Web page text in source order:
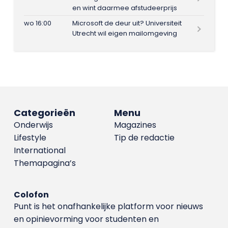
en wint daarmee afstudeerprijs
wo 16:00
Microsoft de deur uit? Universiteit
Utrecht wil eigen mailomgeving
Menu
Magazines
Tip de redactie
Categorieën
Onderwijs
Lifestyle
International
Themapagina’s
Colofon
Punt is het onafhankelijke platform voor nieuws
en opinievorming voor studenten en